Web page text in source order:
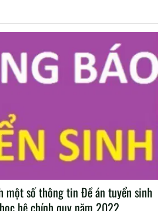
một số thông tin Đề án tuyển sinh
hệ chính quy năm 2022